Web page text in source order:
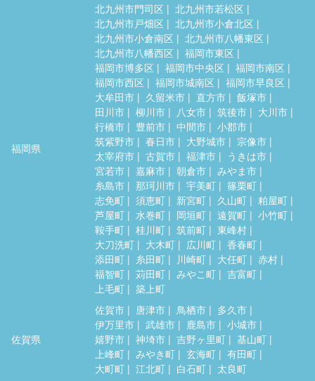
福岡県
北九州市門司区
北九州市若松区
北九州市戸畑区
北九州市小倉北区
北九州市小倉南区
北九州市八幡東区
北九州市八幡西区
福岡市東区
福岡市博多区
福岡市中央区
福岡市南区
福岡市西区
福岡市城南区
福岡市早良区
大牟田市
久留米市 直方市
飯塚市
田川市
柳川市 八女市 筑後市
大川市
行橋市
豊前市 中間市
小郡市
筑紫野市
春日市 大野城市
宗像市
太宰府市
古賀市 福津市
うきは市
宮若市
嘉麻市 朝倉市
みやま市
糸島市
那珂川市 宇美町
篠栗町
志免町
須恵町 新宮町 久山町
粕屋町
芦屋町
水巻町 岡垣町 遠賀町
小竹町
鞍手町
桂川町 筑前町
東峰村
大刀洗町
大木町 広川町
香春町
添田町
糸田町 川崎町 大任町
赤村
福智町
苅田町 みやこ町
吉富町
上毛町
築上町
佐賀県
佐賀市 唐津市 鳥栖市
多久市
伊万里市
武雄市 鹿島市
小城市
嬉野市
神埼市 吉野ヶ里町
基山町
上峰町
みやき町 玄海町
有田町
大町町
江北町 白石町 太良町